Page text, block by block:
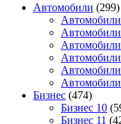
Автомобили (299)
Бизнес (474)
Бизнес 10
Бизнес 11